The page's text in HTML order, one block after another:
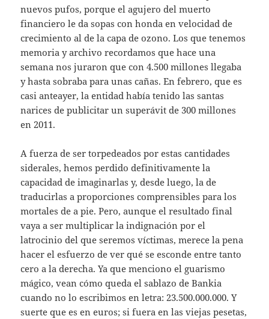
nuevos pufos, porque el agujero del muerto
financiero le da sopas con honda en velocidad de
crecimiento al de la capa de ozono. Los que tenemos
memoria y archivo recordamos que hace una
semana nos juraron que con 4.500 millones llegaba
y hasta sobraba para unas cañas. En febrero, que es
casi anteayer, la entidad había tenido las santas
narices de publicitar un superávit de 300 millones
en 2011.
A fuerza de ser torpedeados por estas cantidades
siderales, hemos perdido definitivamente la
capacidad de imaginarlas y, desde luego, la de
traducirlas a proporciones comprensibles para los
mortales de a pie. Pero, aunque el resultado final
vaya a ser multiplicar la indignación por el
latrocinio del que seremos víctimas, merece la pena
hacer el esfuerzo de ver qué se esconde entre tanto
cero a la derecha. Ya que menciono el guarismo
mágico, vean cómo queda el sablazo de Bankia
cuando no lo escribimos en letra: 23.500.000.000. Y
suerte que es en euros; si fuera en las viejas pesetas,